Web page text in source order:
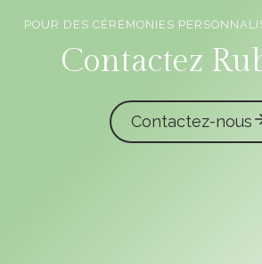
POUR DES CÉRÉMONIES
Contactez
Contactez-nous